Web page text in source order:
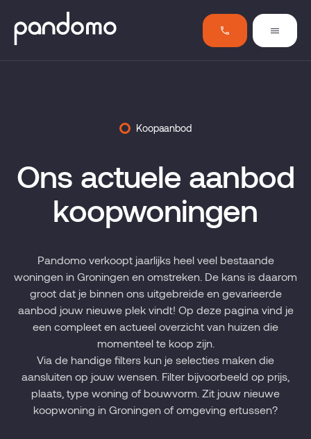
Koopaanbod
Ons actuele aanbod
koopwoningen
Pandomo verkoopt jaarlijks heel veel bestaande
woningen in Groningen en omstreken. De kans is daarom
groot dat je binnen ons uitgebreide en gevarieerde
aanbod jouw nieuwe plek vindt! Op deze pagina vind je
een compleet en actueel overzicht van huizen die
momenteel te koop zijn.
Via de handige filters kun je selecties maken die
aansluiten op jouw wensen. Filter bijvoorbeeld op prijs,
plaats, type woning of bouwvorm. Zit jouw nieuwe
koopwoning in Groningen of omgeving ertussen?